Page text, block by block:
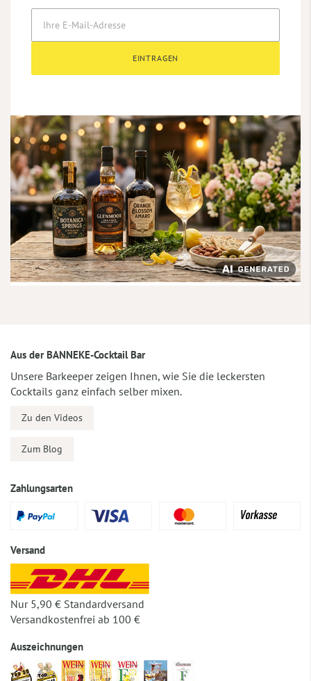
EINTRAGEN
Aus der BANNEKE-Cocktail Bar
Unsere Barkeeper zeigen Ihnen, wie Sie die leckersten
Cocktails ganz einfach selber mixen.
Zu den Videos
Zum Blog
Zahlungsarten
Versand
Nur 5,90 € Standardversand
Versandkostenfrei ab 100 €
Auszeichnungen